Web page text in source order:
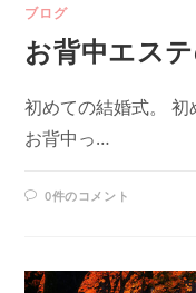
ブログ
お背中エス
初めての結婚式。
お背中っ…
0件のコメント